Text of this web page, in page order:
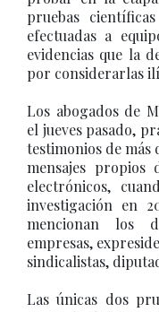
pruebas
efectuadas a
evidencias que la
por considerarlas
Los abogados de
el jueves pasado,
testimonios de más
mensajes
electrónicos,
investigación en
mencionan los
empresas,
sindicalistas,
Las únicas dos